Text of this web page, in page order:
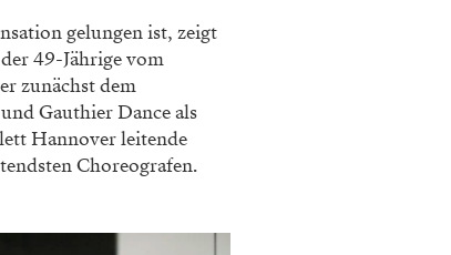
gelungen ist, zeigt
49-Jährige vom
zunächst dem
Gauthier Dance als
Hannover leitende
Choreografen.